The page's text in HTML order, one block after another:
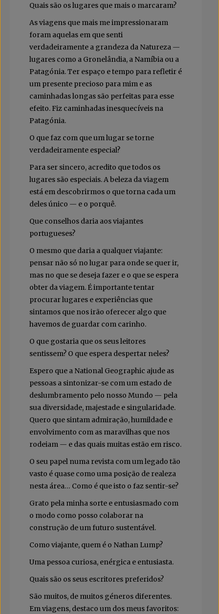
Quais são os lugares que mais o marcaram?
As viagens que mais me impressionaram
foram aquelas em que senti
verdadeiramente a grandeza da Natureza —
lugares como a Gronelândia, a Namíbia ou a
Patagónia. Ter espaço e tempo para refletir é
um presente precioso para mim e as
caminhadas longas são perfeitas para esse
efeito. Fiz caminhadas inesquecíveis na
Patagónia.
O que faz com que um lugar se torne
verdadeiramente especial?
Para ser sincero, acredito que todos os
lugares são especiais. A beleza da viagem
está em descobrirmos o que torna cada um
deles único — e o porquê.
Que conselhos daria aos viajantes
portugueses?
O mesmo que daria a qualquer viajante:
pensar não só no lugar para onde se quer ir,
mas no que se deseja fazer e o que se espera
obter da viagem. É importante tentar
procurar lugares e experiências que
sintamos que nos irão oferecer algo que
havemos de guardar com carinho.
O que gostaria que os seus leitores
sentissem? O que espera despertar neles?
Espero que a National Geographic ajude as
pessoas a sintonizar-se com um estado de
deslumbramento pelo nosso Mundo — pela
sua diversidade, majestade e singularidade.
Quero que sintam admiração, humildade e
envolvimento com as maravilhas que nos
rodeiam — e das quais muitas estão em risco.
O seu papel numa revista com um legado tão
vasto é quase como uma posição de realeza
nesta área… Como é que isto o faz sentir-se?
Grato pela minha sorte e entusiasmado com
o modo como posso colaborar na
construção de um futuro sustentável.
Como viajante, quem é o Nathan Lump?
Uma pessoa curiosa, enérgica e entusiasta.
Quais são os seus escritores preferidos?
São muitos, de muitos géneros diferentes.
Em viagens, destaco um dos meus favoritos: